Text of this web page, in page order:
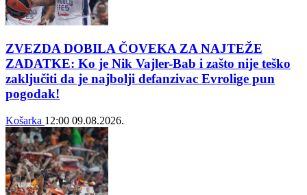
ZVEZDA DOBILA ČOVEKA ZA NAJTEŽE
ZADATKE: Ko je Nik Vajler-Bab i zašto nije teško
zaključiti da je najbolji defanzivac Evrolige pun
pogodak!
Košarka 12:00 09.08.2026.